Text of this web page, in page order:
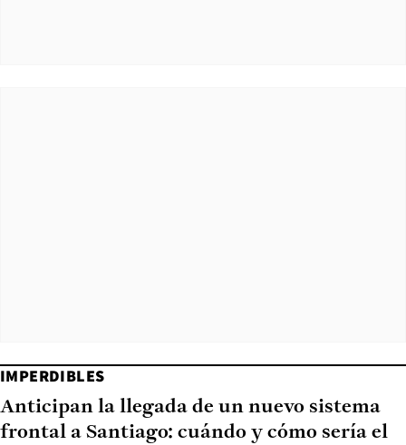
IMPERDIBLES
Anticipan la llegada de un nuevo sistema
frontal a Santiago: cuándo y cómo sería el